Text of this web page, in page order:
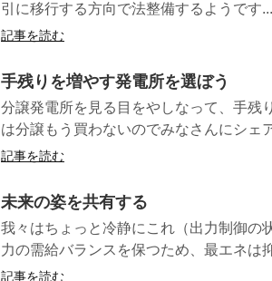
引に移行する方向で法整備するようです...
記事を読む
手残りを増やす発電所を選ぼう
分譲発電所を見る目をやしなって、手残
は分譲もう買わないのでみなさんにシェ
記事を読む
未来の姿を共有する
我々はちょっと冷静にこれ（出力制御の
力の需給バランスを保つため、最エネは
記事を読む